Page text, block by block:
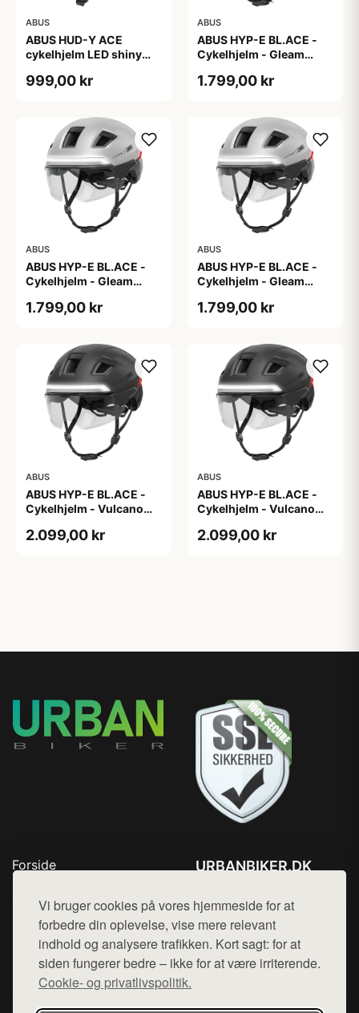
Vi bruger cookies på vores hjemmeside for at
forbedre din oplevelse, vise mere relevant
indhold og analysere trafikken. Kort sagt: for at
siden fungerer bedre – ikke for at være irriterende.
Cookie- og privatlivspolitik.
ABUS
ABUS HUD-Y ACE
cykelhjelm LED shiny
999,00 kr
ABUS
ABUS HYP-E BL.ACE -
Cykelhjelm - Gleam
1.799,00 kr
ABUS
ABUS HYP-E BL.ACE -
Cykelhjelm - Gleam
1.799,00 kr
ABUS
ABUS HYP-E BL.ACE -
Cykelhjelm - Gleam
1.799,00 kr
ABUS
ABUS HYP-E BL.ACE -
Cykelhjelm - Vulcano
2.099,00 kr
ABUS
ABUS HYP-E BL.ACE -
Cykelhjelm - Vulcano
2.099,00 kr
Forside
Top Rabatter
Blog
Kontakt
URBANBIKER.DK
Mail: hej@want.dk
Cookie- og privatlivspolitik